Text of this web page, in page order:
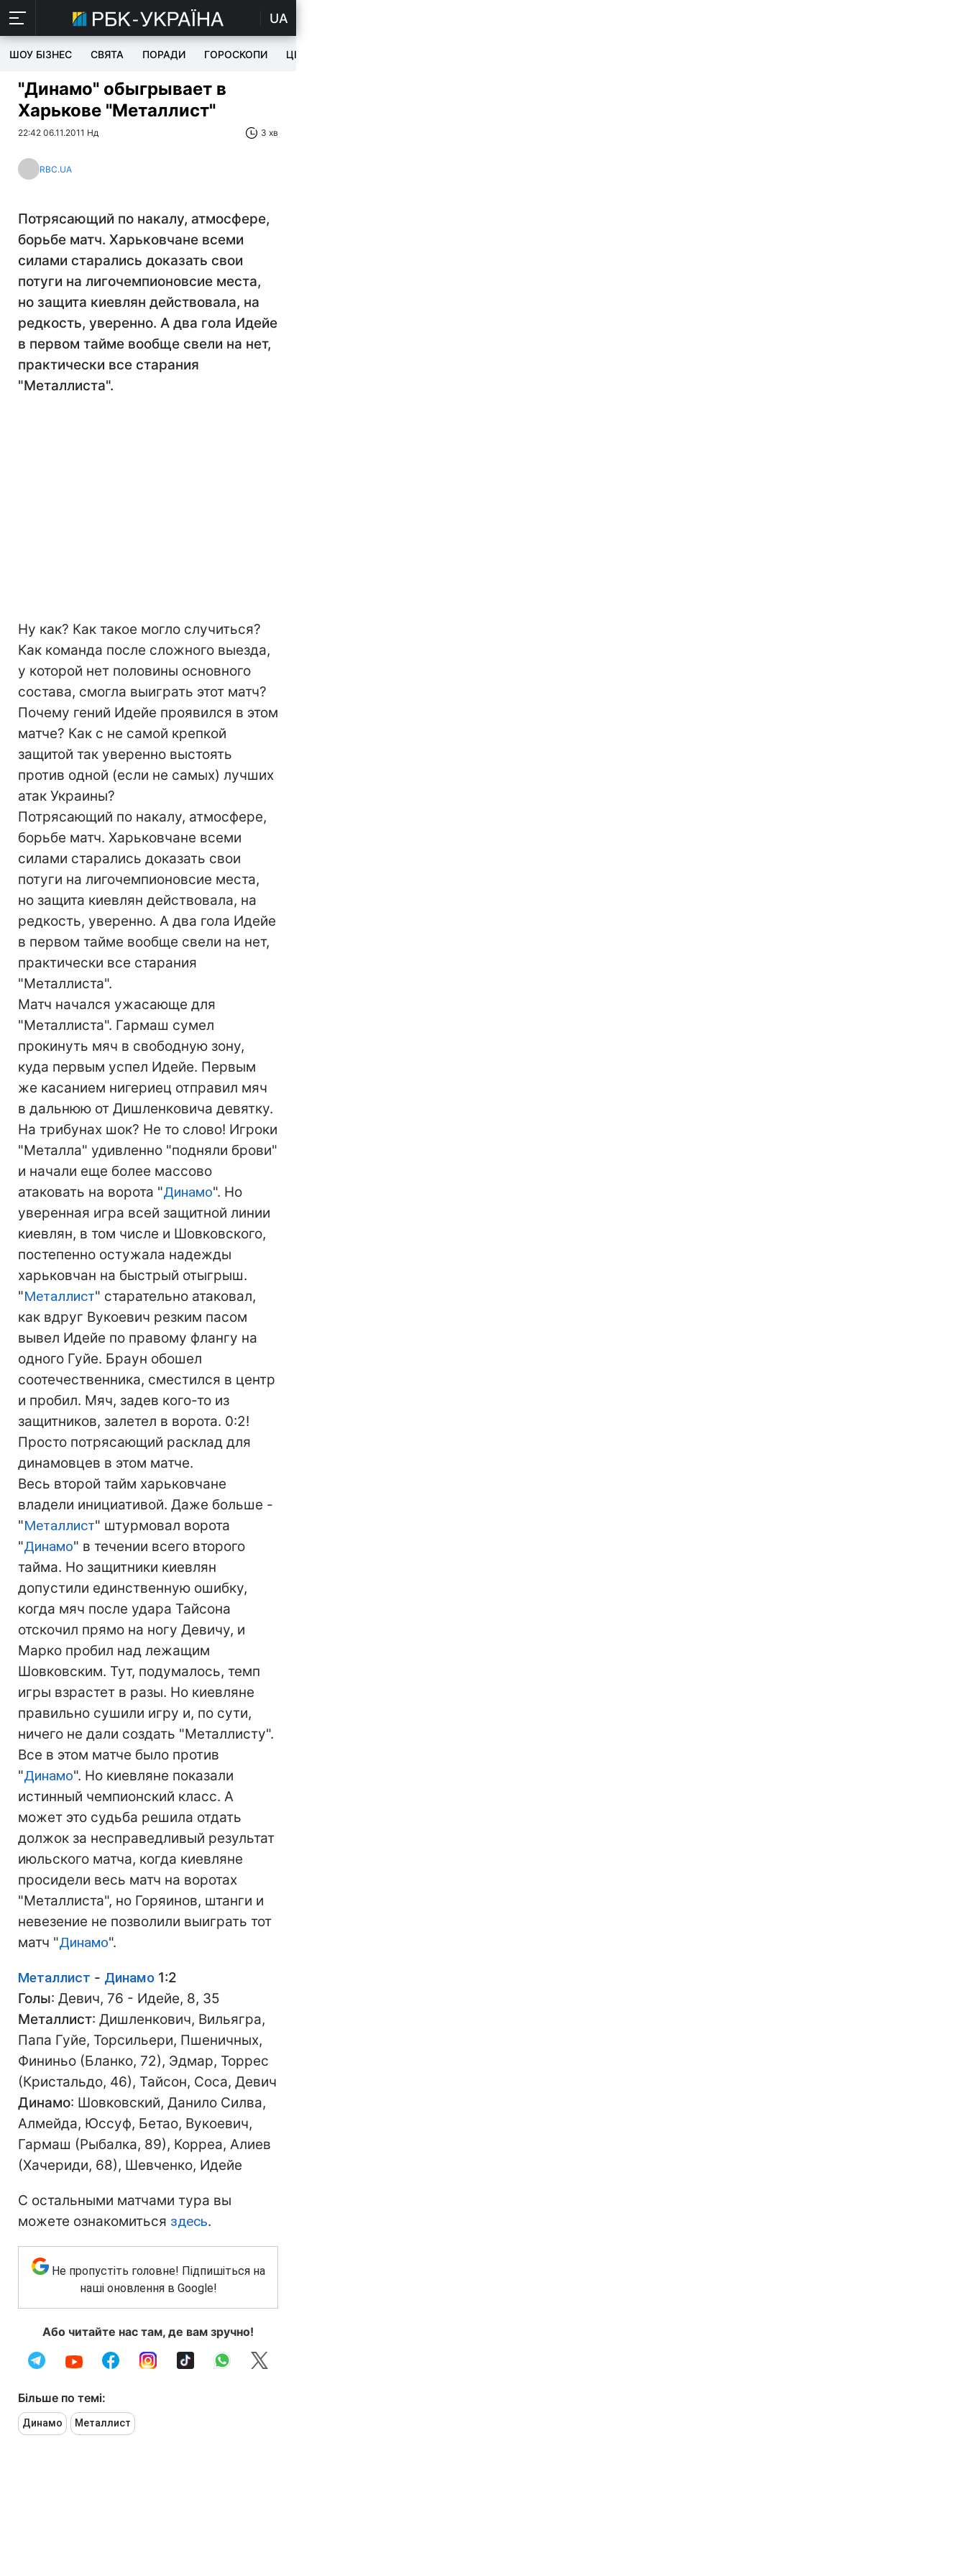
UA
ШОУ БІЗНЕС СВЯТА ПОРАДИ ГОРОСКОПИ ЦІКАВЕ
"Динамо" обыгрывает в
Харькове "Металлист"
22:42 06.11.2011 Нд 3 хв
RBC.UA
Потрясающий по накалу, атмосфере,
борьбе матч. Харьковчане всеми
силами старались доказать свои
потуги на лигочемпионовсие места,
но защита киевлян действовала, на
редкость, уверенно. А два гола Идейе
в первом тайме вообще свели на нет,
практически все старания
"Металлиста".
Ну как? Как такое могло случиться?
Как команда после сложного выезда,
у которой нет половины основного
состава, смогла выиграть этот матч?
Почему гений Идейе проявился в этом
матче? Как с не самой крепкой
защитой так уверенно выстоять
против одной (если не самых) лучших
атак Украины?
Потрясающий по накалу, атмосфере,
борьбе матч. Харьковчане всеми
силами старались доказать свои
потуги на лигочемпионовсие места,
но защита киевлян действовала, на
редкость, уверенно. А два гола Идейе
в первом тайме вообще свели на нет,
практически все старания
"Металлиста".
Матч начался ужасающе для
"Металлиста". Гармаш сумел
прокинуть мяч в свободную зону,
куда первым успел Идейе. Первым
же касанием нигериец отправил мяч
в дальнюю от Дишленковича девятку.
На трибунах шок? Не то слово! Игроки
"Металла" удивленно "подняли брови"
и начали еще более массово
атаковать на ворота "Динамо". Но
уверенная игра всей защитной линии
киевлян, в том числе и Шовковского,
постепенно остужала надежды
харьковчан на быстрый отыгрыш.
"Металлист" старательно атаковал,
как вдруг Вукоевич резким пасом
вывел Идейе по правому флангу на
одного Гуйе. Браун обошел
соотечественника, сместился в центр
и пробил. Мяч, задев кого-то из
защитников, залетел в ворота. 0:2!
Просто потрясающий расклад для
динамовцев в этом матче.
Весь второй тайм харьковчане
владели инициативой. Даже больше -
"Металлист" штурмовал ворота
"Динамо" в течении всего второго
тайма. Но защитники киевлян
допустили единственную ошибку,
когда мяч после удара Тайсона
отскочил прямо на ногу Девичу, и
Марко пробил над лежащим
Шовковским. Тут, подумалось, темп
игры взрастет в разы. Но киевляне
правильно сушили игру и, по сути,
ничего не дали создать "Металлисту".
Все в этом матче было против
"Динамо". Но киевляне показали
истинный чемпионский класс. А
может это судьба решила отдать
должок за несправедливый результат
июльского матча, когда киевляне
просидели весь матч на воротах
"Металлиста", но Горяинов, штанги и
невезение не позволили выиграть тот
матч "Динамо".
Металлист - Динамо 1:2
Голы: Девич, 76 - Идейе, 8, 35
Металлист: Дишленкович, Вильягра,
Папа Гуйе, Торсильери, Пшеничных,
Фининьо (Бланко, 72), Эдмар, Торрес
(Кристальдо, 46), Тайсон, Соса, Девич
Динамо: Шовковский, Данило Силва,
Алмейда, Юссуф, Бетао, Вукоевич,
Гармаш (Рыбалка, 89), Корреа, Алиев
(Хачериди, 68), Шевченко, Идейе
С остальными матчами тура вы
можете ознакомиться здесь.
Не пропустіть головне! Підпишіться на
наші оновлення в Google!
Або читайте нас там, де вам зручно!
Більше по темі:
Динамо Металлист